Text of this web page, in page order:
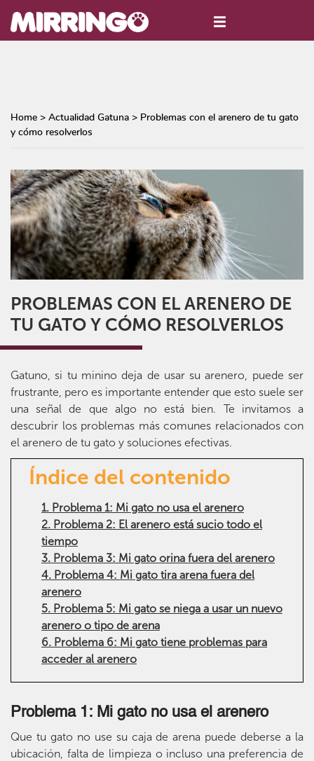
Home > Actualidad Gatuna > Problemas con el arenero de tu gato
y cómo resolverlos
PROBLEMAS CON EL ARENERO DE
TU GATO Y CÓMO RESOLVERLOS
Gatuno, si tu minino deja de usar su arenero, puede ser
frustrante, pero es importante entender que esto suele ser
una señal de que algo no está bien. Te invitamos a
descubrir los problemas más comunes relacionados con
el arenero de tu gato y soluciones efectivas.
Índice del contenido
1. Problema 1: Mi gato no usa el arenero
2. Problema 2: El arenero está sucio todo el
tiempo
3. Problema 3: Mi gato orina fuera del arenero
4. Problema 4: Mi gato tira arena fuera del
arenero
5. Problema 5: Mi gato se niega a usar un nuevo
arenero o tipo de arena
6. Problema 6: Mi gato tiene problemas para
acceder al arenero
Problema 1: Mi gato no usa el arenero
Que tu gato no use su caja de arena puede deberse a la
ubicación, falta de limpieza o incluso una preferencia de